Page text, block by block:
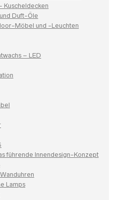
Kuscheldecken
Duft-Öle
Möbel und -Leuchten
– LED
führende Innendesign-Konzept
Lamps